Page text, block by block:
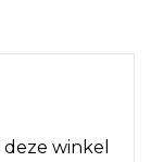
winkel